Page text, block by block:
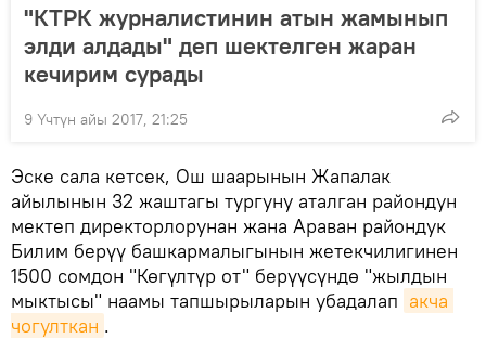
"КТРК журналистинин атын жамынып
элди алдады" деп шектелген жаран
кечирим сурады
9 Үчтүн айы 2017, 21:25
Эске сала кетсек, Ош шаарынын Жапалак
айылынын 32 жаштагы тургуну аталган райондун
мектеп директорлорунан жана Араван райондук
Билим берүү башкармалыгынын жетекчилигинен
1500 сомдон "Көгүлтүр от" берүүсүндө "жылдын
мыктысы" наамы тапшырыларын убадалап акча
чогулткан .